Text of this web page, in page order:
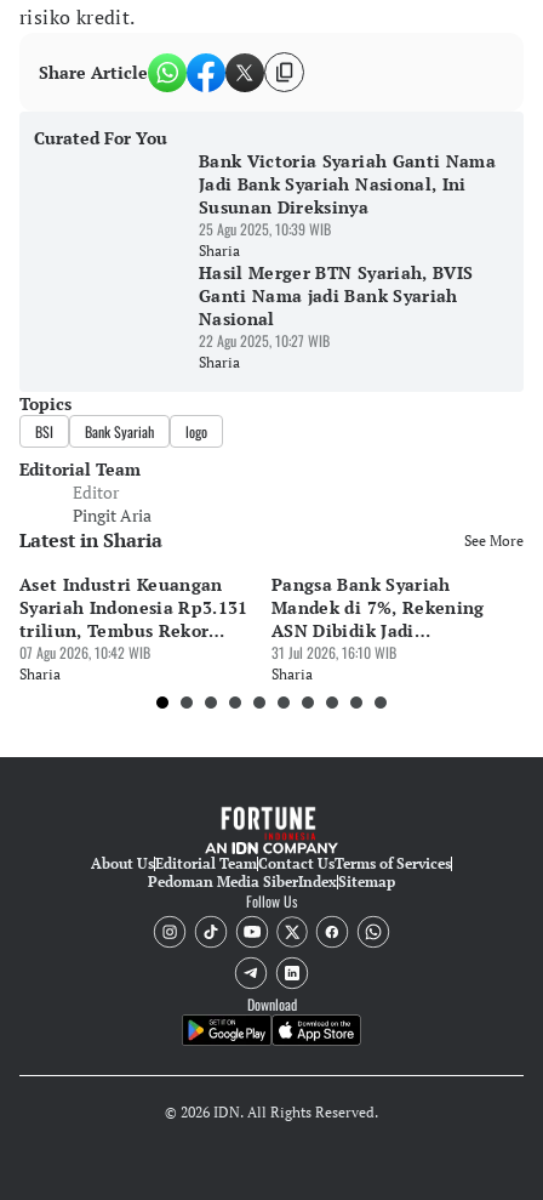
risiko kredit.
Share Article
Curated For You
Bank Victoria Syariah Ganti Nama
Jadi Bank Syariah Nasional, Ini
Susunan Direksinya
25 Agu 2025, 10:39 WIB
Sharia
Hasil Merger BTN Syariah, BVIS
Ganti Nama jadi Bank Syariah
Nasional
22 Agu 2025, 10:27 WIB
Sharia
Topics
BSI Bank Syariah logo
Editorial Team
Editor
Pingit Aria
Latest in Sharia See More
Aset Industri Keuangan
Syariah Indonesia Rp3.131
triliun, Tembus Rekor
Sejarah
07 Agu 2026, 10:42 WIB
Sharia
Pangsa Bank Syariah
Mandek di 7%, Rekening
ASN Dibidik Jadi
Pendorong
31 Jul 2026, 16:10 WIB
Sharia
About UsEditorial TeamContact UsTerms of Services
Pedoman Media SiberIndexSitemap
Follow Us
Download
© 2026 IDN. All Rights Reserved.